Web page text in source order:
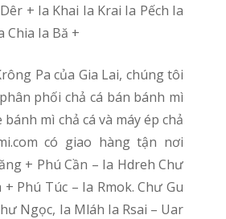
+ Ia Khai Ia Krai Ia Pếch Ia
Chia Ia Bă +
phối chả cá bán bánh mì
bánh mì chả cá và máy ép chả
có giao hàng tận nơi
+ Phú Cần – Ia Hdreh Chư
+ Phú Túc – Ia Rmok. Chư Gu
Ngọc, Ia Mláh Ia Rsai – Uar